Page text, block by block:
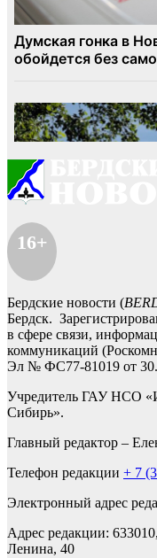
16+
Бердские новости (
Бердск.
в сфере связи,
коммуникаций
Эл № ФС77-81019 от
Учредитель ГАУ НСО
Сибирь».
Главный редактор –
Телефон редакции + 7
Электронный адрес
Адрес редакции:
Ленина, 40